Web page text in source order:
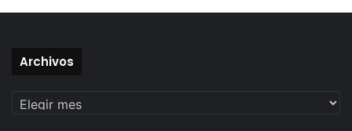
Archivos